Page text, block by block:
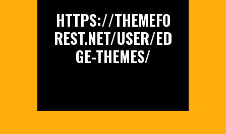
HTTPS://THEMEFO
REST.NET/USER/ED
GE-THEMES/